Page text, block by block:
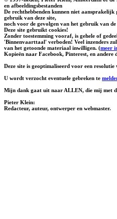
en afbeeldingsbestanden
De rechthebbenden kunnen niet
gebruik van deze site,
noch voor de gevolgen van het gebruik van de
Deze site gebruikt cookies!
Zonder toestemming vooraf, is gehele of
'Binnenvaarttaal' verboden! Veel inzenders
van het getoonde materiaal inwilligen. (meer
Kopieën naar Facebook, Pinterest, en
Deze site is geoptimaliseerd voor een
U wordt verzocht eventuele gebreken te
Mijn dank gaat uit naar ALLEN, die mij met
Pieter Klein:
Redacteur, auteur, ontwerper en webmaster.